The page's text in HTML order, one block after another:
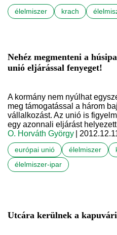
élelmiszer krach
Nehéz megmenteni a
unió eljárással fenyeget!
A kormány nem nyúlhat
meg támogatással a három
vállalkozást. Az unió is
egy azonnali eljárást
O. Horváth György
|
európai unió élelmiszer
élelmiszer-ipar
Utcára kerülnek a